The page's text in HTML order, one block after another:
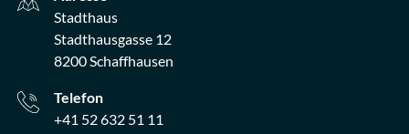
Stadthaus
Stadthausgasse 12
8200 Schaffhausen
Telefon
+41 52 632 51 11